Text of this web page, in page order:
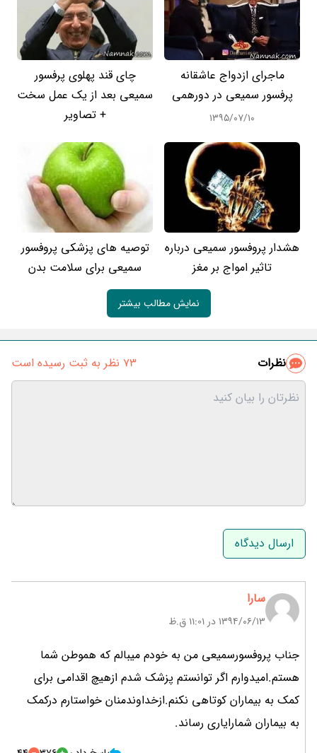
ماجرای ازدواج عاشقانه
پرفسور سمیعی در دورهمی
۱۳۹۵/۰۷/۱۰
چای قند پهلوی پرفسور
سمیعی بعد از یک عمل سخت
+ تصاویر
هشدار پروفسور سمیعی درباره
تاثیر امواج بر مغز
توصیه های پزشکی پروفسور
سمیعی برای سلامت بدن
نمایش مطالب بیشتر
نظرات 73 نظر به ثبت رسیده است
نام و نام خانوادگی
ایمیل
سارا
۱۳۹۴/۰۶/۱۳ در 11:01 ق.ظ
جناب پروفسورسمیعی من به خودم میبالم که هموطن شما
هستم.امیدوارم اگر توانستم پزشک شدم ازهیچ اقدامی برای
کمک به بیماران کوتاهی نکنم.ازخداوندمنان خواستارم درکمک
به بیماران شمارایاری رساند.